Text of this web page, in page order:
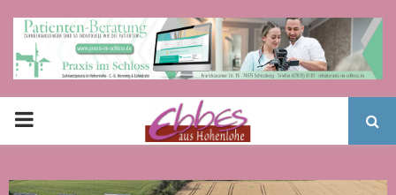
PRIMARY